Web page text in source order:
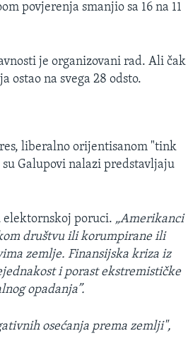
povjerenja smanjio sa 16 na 11
je organizovani rad. Ali čak
ostao na svega 28 odsto.
liberalno orijentisanom "tink
Galupovi nalazi predstavljaju
elektornskoj poruci. „Amerikanci
društvu ili korumpirane ili
zemlje. Finansijska kriza iz
i porast ekstremističke
opadanja”.
osećanja prema zemlji",